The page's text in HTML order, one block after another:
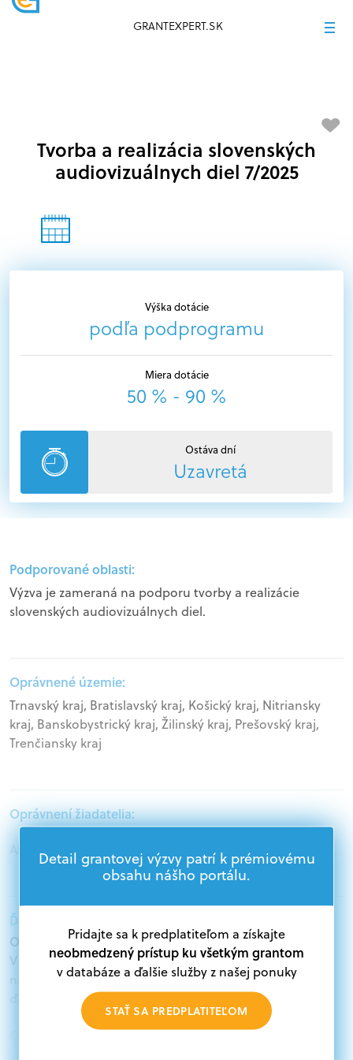
GRANTEXPERT.SK
Výška dotácie
podľa podprogramu
Miera dotácie
50 % - 90 %
Ostáva dní
Uzavretá
Tvorba a realizácia slovenských
audiovizuálnych diel 7/2025
Podporované oblasti:
Výzva je zameraná na podporu tvorby a realizácie
slovenských audiovizuálnych diel.
Oprávnené územie:
Trnavský kraj, Bratislavský kraj, Košický kraj, Nitriansky
kraj, Banskobystrický kraj, Žilinský kraj, Prešovský kraj,
Trenčiansky kraj
Oprávnení žiadatelia:
Akademický sektor, Podnikatelia, Jednotlivci
Ďalšie informácie:
Oprávnení žiadatelia:
V databáze grantov a dotácií na portáli Grantexpert.sk
nájdete aktuálne výzvy z eurofondov, plánu obnovy a
ďalších zdrojov.
Oprávnení partneri:
Detail grantovej výzvy patrí k prémiovému
obsahu nášho portálu.
Pridajte sa k predplatiteľom a získajte
neobmedzený prístup ku všetkým grantom
v databáze a ďalšie služby z našej ponuky
STAŤ SA PREDPLATITEĽOM